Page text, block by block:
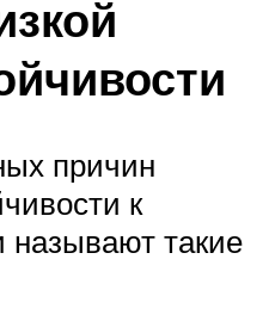
причин
к
называют такие